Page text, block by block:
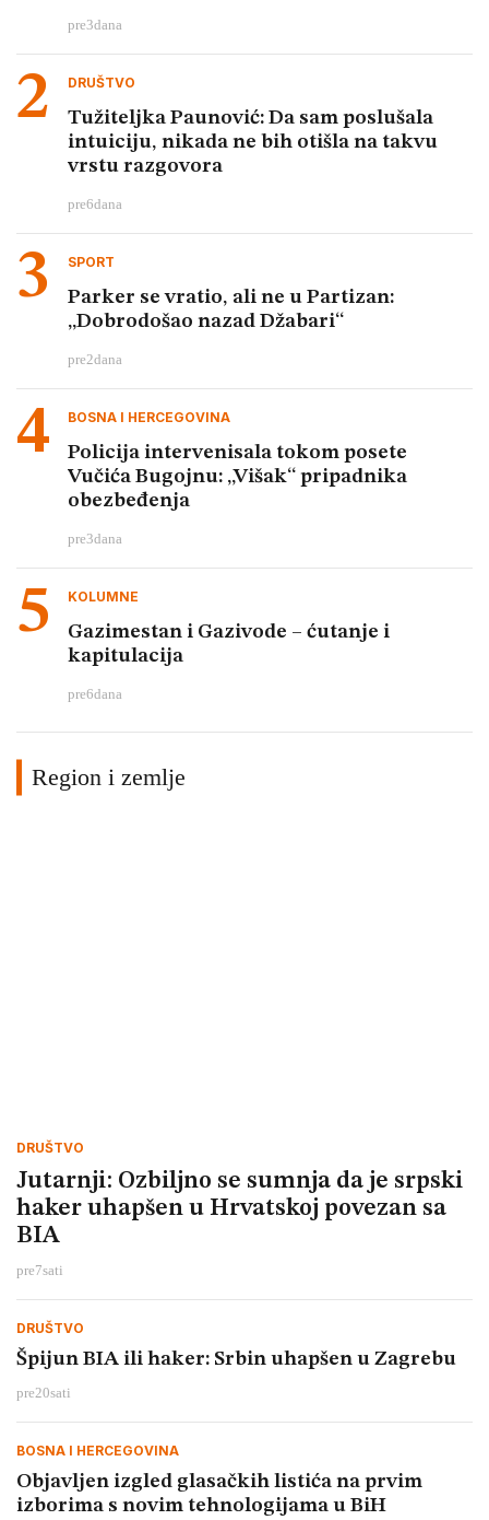
pre3dana
DRUŠTVO
Tužiteljka Paunović: Da sam poslušala
intuiciju, nikada ne bih otišla na takvu
vrstu razgovora
pre6dana
SPORT
Parker se vratio, ali ne u Partizan:
„Dobrodošao nazad Džabari“
pre2dana
BOSNA I HERCEGOVINA
Policija intervenisala tokom posete
Vučića Bugojnu: „Višak“ pripadnika
obezbeđenja
pre3dana
KOLUMNE
Gazimestan i Gazivode – ćutanje i
kapitulacija
pre6dana
Region i zemlje
DRUŠTVO
Jutarnji: Ozbiljno se sumnja da je srpski
haker uhapšen u Hrvatskoj povezan sa
BIA
pre7sati
DRUŠTVO
Špijun BIA ili haker: Srbin uhapšen u Zagrebu
pre20sati
BOSNA I HERCEGOVINA
Objavljen izgled glasačkih listića na prvim
izborima s novim tehnologijama u BiH